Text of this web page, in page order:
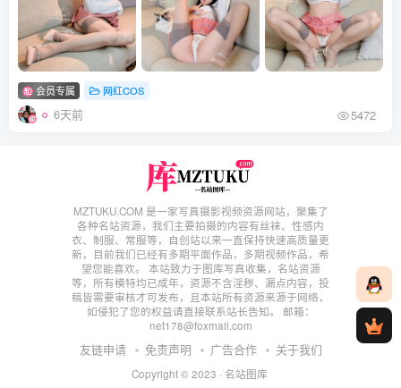
会员专属 网红COS
6天前 5472
MZTUKU.COM 是一家写真摄影视频资源网站，聚集了
各种名站资源，我们主要拍摄的内容有丝袜、性感内
衣、制服、常服等，自创站以来一直保持快速高质量更
新，目前我们已经有多期平面作品，多期视频作品，希
望您能喜欢。 本站致力于图库写真收集，名站资源
等，所有模特均已成年，资源不含淫秽、漏点内容，投
稿皆需要审核才可发布，且本站所有资源来源于网络，
如侵犯了您的权益请直接联系站长告知。 邮箱：
net178@foxmail.com
友链申请 免责声明 广告合作 关于我们
Copyright © 2023 · 名站图库